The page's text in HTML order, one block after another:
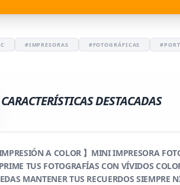
#IMPRESORAS #FOTOGRÁFICAS
CARACTERÍSTICAS DESTACADAS
IMPRESIÓN A COLOR 】MINI IMPRESORA
TUS FOTOGRAFÍAS CON VÍVIDOS
MANTENER TUS RECUERDOS SIEMPRE